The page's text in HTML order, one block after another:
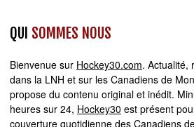
QUI SOMMES NOUS
Bienvenue sur Hockey30.com. Actualité,
dans la LNH et sur les Canadiens de
propose du contenu original et inédit.
heures sur 24, Hockey30 est présent
couverture quotidienne des Canadiens